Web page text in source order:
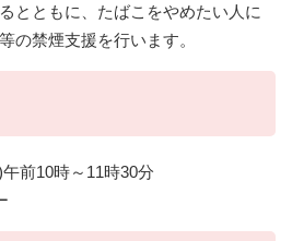
とともに、たばこをやめたい人に
の禁煙支援を行います。
前10時～11時30分